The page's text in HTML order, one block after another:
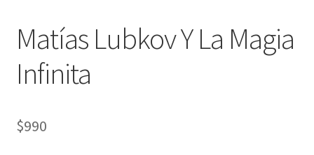
nosotros
novedades
preguntas
Matías Lubkov Y La Magia
Infinita
$990